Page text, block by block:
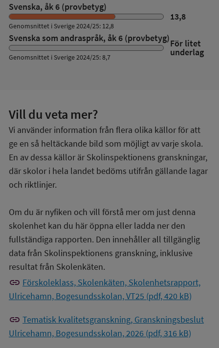
Svenska, åk 6 (provbetyg)
13,8
Genomsnittet i Sverige 2024/25: 12,8
Svenska som andraspråk, åk 6 (provbetyg)För litet
underlag
Genomsnittet i Sverige 2024/25: 8,7
Vill du veta mer?
Vi använder information från flera olika källor för att
ge en så heltäckande bild som möjligt av varje skola.
En av dessa källor är Skolinspektionens granskningar,
där skolor i hela landet bedöms utifrån gällande lagar
och riktlinjer.
Om du är nyfiken och vill förstå mer om just denna
skolenhet kan du här öppna eller ladda ner den
fullständiga rapporten. Den innehåller all tillgänglig
data från Skolinspektionens granskning, inklusive
resultat från Skolenkäten.
link Förskoleklass, Skolenkäten, Skolenhetsrapport,
Ulricehamn, Bogesundsskolan, VT25 (pdf, 420 kB)
link Tematisk kvalitetsgranskning, Granskningsbeslut
Ulricehamn, Bogesundsskolan, 2026 (pdf, 316 kB)